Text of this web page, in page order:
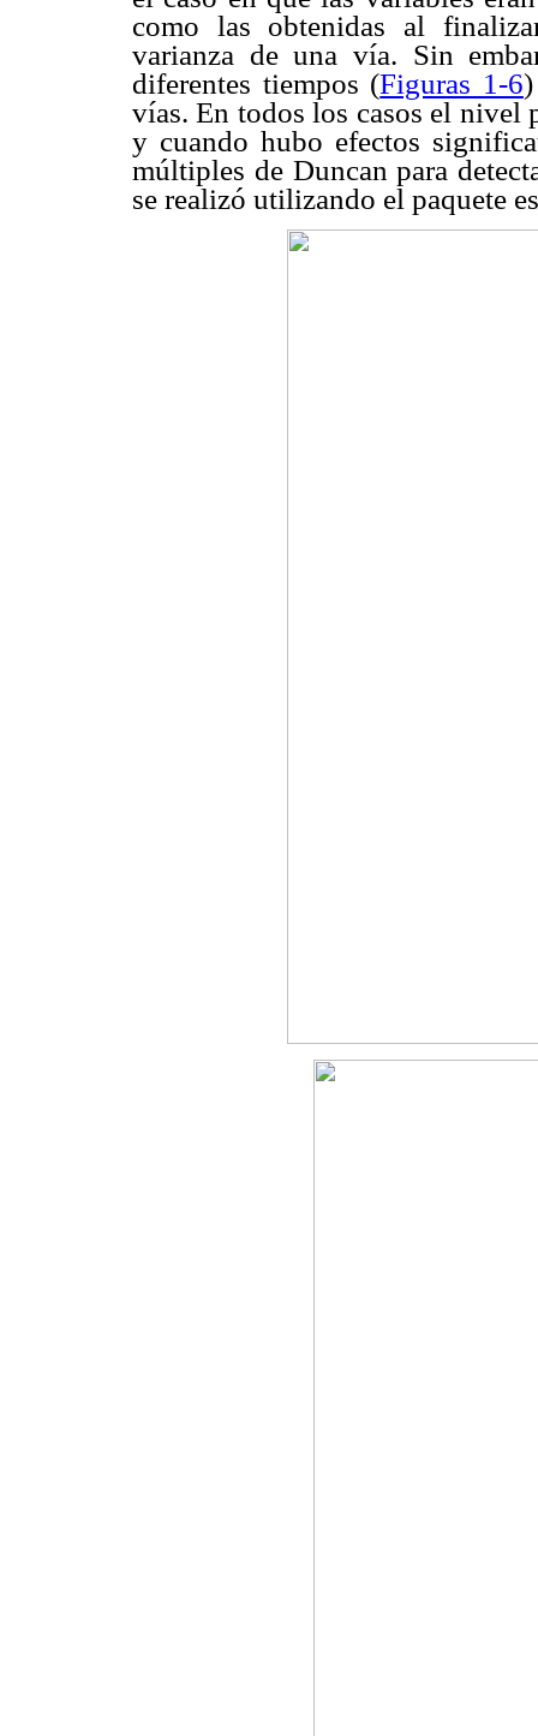
como las obtenidas al
varianza de una vía. Sin
diferentes tiempos (Figuras 1-6
vías. En todos los casos el nivel
y cuando hubo efectos
múltiples de Duncan para
se realizó utilizando el paquete